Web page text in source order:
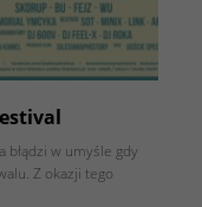
błądzi w umyśle gdy
Z okazji tego